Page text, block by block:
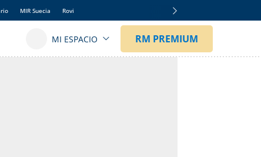
MIR Suecia Rovi